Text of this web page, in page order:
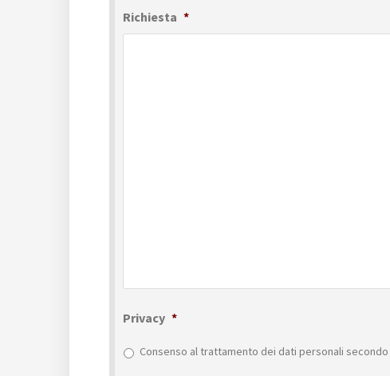
Richiesta *
Privacy *
Consenso al trattamento dei dati personali